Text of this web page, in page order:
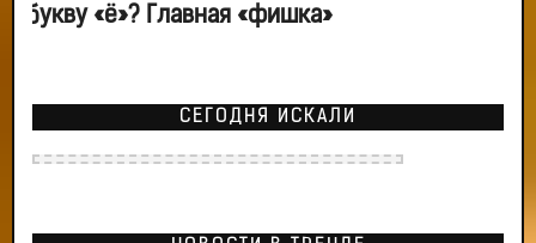
букву «ё»? Главная «фишка»
СЕГОДНЯ ИСКАЛИ